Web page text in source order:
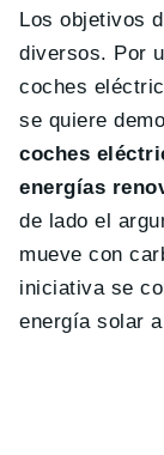
Los objetivos
diversos. Por
coches
se quiere
coches
energías
de lado el
mueve con
iniciativa se
energía solar